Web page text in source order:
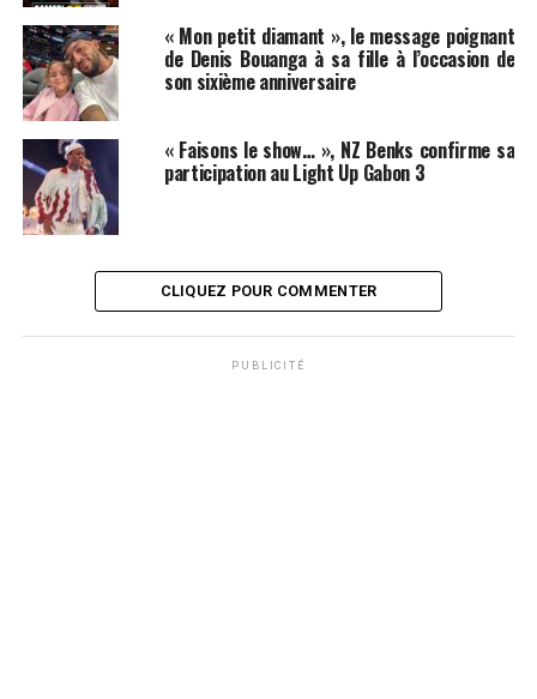
« Mon petit diamant », le message poignant
de Denis Bouanga à sa fille à l’occasion de
son sixième anniversaire
« Faisons le show… », NZ Benks confirme sa
participation au Light Up Gabon 3
CLIQUEZ POUR COMMENTER
PUBLICITÉ